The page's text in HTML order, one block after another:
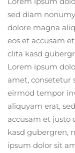
sed diam
dolore magna
eos et accusam
clita kasd
Lorem ipsum
amet, consetetur
eirmod tempor
aliquyam erat,
accusam et justo
kasd gubergren,
ipsum dolor sit